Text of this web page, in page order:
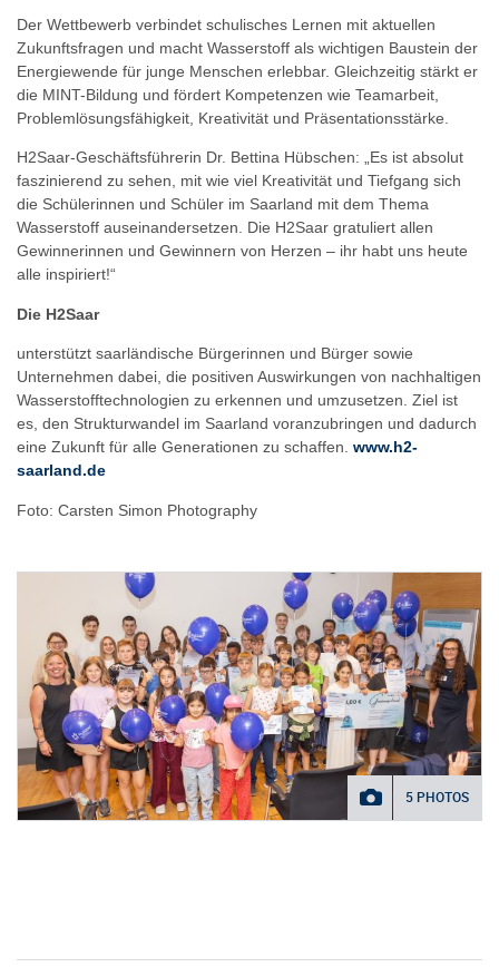
Der Wettbewerb verbindet schulisches Lernen mit aktuellen
Zukunftsfragen und macht Wasserstoff als wichtigen Baustein der
Energiewende für junge Menschen erlebbar. Gleichzeitig stärkt er
die MINT-Bildung und fördert Kompetenzen wie Teamarbeit,
Problemlösungsfähigkeit, Kreativität und Präsentationsstärke.
H2Saar-Geschäftsführerin Dr. Bettina Hübschen: „Es ist absolut
faszinierend zu sehen, mit wie viel Kreativität und Tiefgang sich
die Schülerinnen und Schüler im Saarland mit dem Thema
Wasserstoff auseinandersetzen. Die H2Saar gratuliert allen
Gewinnerinnen und Gewinnern von Herzen – ihr habt uns heute
alle inspiriert!“
Die H2Saar
unterstützt saarländische Bürgerinnen und Bürger sowie
Unternehmen dabei, die positiven Auswirkungen von nachhaltigen
Wasserstofftechnologien zu erkennen und umzusetzen. Ziel ist
es, den Strukturwandel im Saarland voranzubringen und dadurch
eine Zukunft für alle Generationen zu schaffen. www.h2-
saarland.de
Foto: Carsten Simon Photography
5 PHOTOS